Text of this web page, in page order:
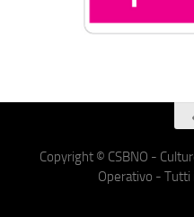
Copyright © CSBNO -
Operativo - Tutti